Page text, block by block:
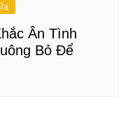
Ân Tình
Bỏ Để